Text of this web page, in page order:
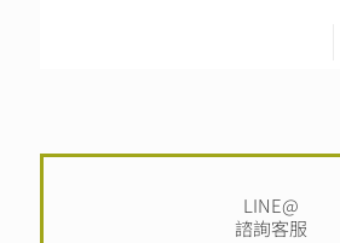
LINE@
諮詢客服